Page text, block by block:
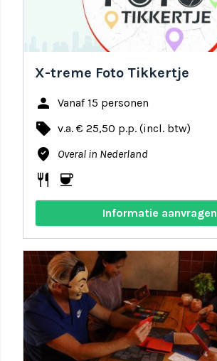
X-treme Foto Tikkertje
person Vanaf 15 personen
local_offer v.a. € 25,50 p.p. (incl. btw)
where_to_vote Overal in Nederland
restaurant coffee
Informatie aanvragen